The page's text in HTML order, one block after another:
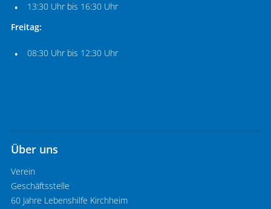
13:30 Uhr bis 16:30 Uhr
Freitag:
08:30 Uhr bis 12:30 Uhr
Über uns
Verein
Geschäftsstelle
60 Jahre Lebenshilfe Kirchheim